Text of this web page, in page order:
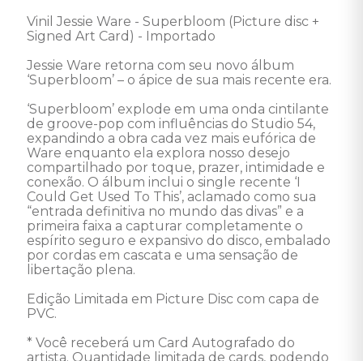
Vinil Jessie Ware - Superbloom (Picture disc +
Signed Art Card) - Importado
Jessie Ware retorna com seu novo álbum
‘Superbloom’ – o ápice de sua mais recente era.
‘Superbloom’ explode em uma onda cintilante
de groove-pop com influências do Studio 54,
expandindo a obra cada vez mais eufórica de
Ware enquanto ela explora nosso desejo
compartilhado por toque, prazer, intimidade e
conexão. O álbum inclui o single recente ‘I
Could Get Used To This’, aclamado como sua
“entrada definitiva no mundo das divas” e a
primeira faixa a capturar completamente o
espírito seguro e expansivo do disco, embalado
por cordas em cascata e uma sensação de
libertação plena.
Edição Limitada em Picture Disc com capa de
PVC.
* Você receberá um Card Autografado do
artista. Quantidade limitada de cards, podendo